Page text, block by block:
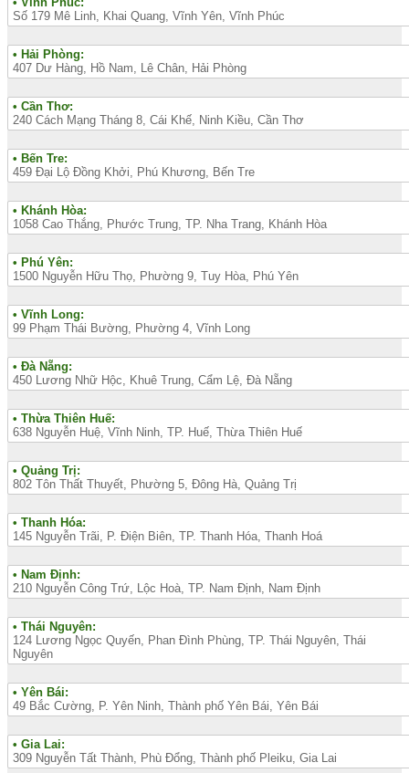
Số 179 Mê Linh, Khai Quang, Vĩnh Yên, Vĩnh Phúc
• Hải Phòng:
407 Dư Hàng, Hồ Nam, Lê Chân, Hải Phòng
• Cần Thơ:
240 Cách Mạng Tháng 8, Cái Khế, Ninh Kiều, Cần Thơ
• Bến Tre:
459 Đại Lộ Đồng Khởi, Phú Khương, Bến Tre
• Khánh Hòa:
1058 Cao Thắng, Phước Trung, TP. Nha Trang, Khánh Hòa
• Phú Yên:
1500 Nguyễn Hữu Thọ, Phường 9, Tuy Hòa, Phú Yên
• Vĩnh Long:
99 Phạm Thái Bường, Phường 4, Vĩnh Long
• Đà Nẵng:
450 Lương Nhữ Hộc, Khuê Trung, Cẩm Lệ, Đà Nẵng
• Thừa Thiên Huế:
638 Nguyễn Huệ, Vĩnh Ninh, TP. Huế, Thừa Thiên Huế
• Quảng Trị:
802 Tôn Thất Thuyết, Phường 5, Đông Hà, Quảng Trị
• Thanh Hóa:
145 Nguyễn Trãi, P. Điện Biên, TP. Thanh Hóa, Thanh Hoá
• Nam Định:
210 Nguyễn Công Trứ, Lộc Hoà, TP. Nam Định, Nam Định
• Thái Nguyên:
124 Lương Ngọc Quyến, Phan Đình Phùng, TP. Thái Nguyên, Thái
Nguyên
• Yên Bái:
49 Bắc Cường, P. Yên Ninh, Thành phố Yên Bái, Yên Bái
• Gia Lai:
309 Nguyễn Tất Thành, Phù Đổng, Thành phố Pleiku, Gia Lai